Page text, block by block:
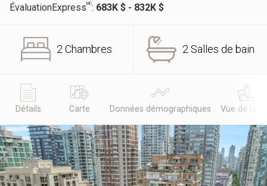
ÉvaluationExpressMC: 683K $ - 832K $
2 Chambres 2 Salles de bain
Détails Carte Données démographiques Vue de la